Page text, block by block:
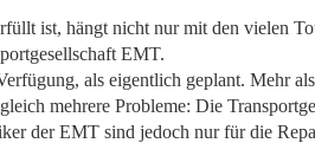
ist, hängt nicht nur mit den vielen
EMT.
als eigentlich geplant. Mehr
mehrere Probleme: Die
der EMT sind jedoch nur für die